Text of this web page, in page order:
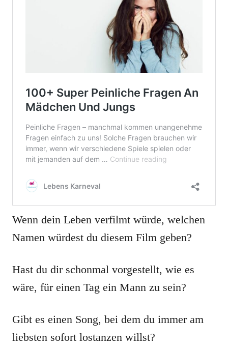
Wenn dein Leben verfilmt würde, welchen
Namen würdest du diesem Film geben?
Hast du dir schonmal vorgestellt, wie es
wäre, für einen Tag ein Mann zu sein?
Gibt es einen Song, bei dem du immer am
liebsten sofort lostanzen willst?